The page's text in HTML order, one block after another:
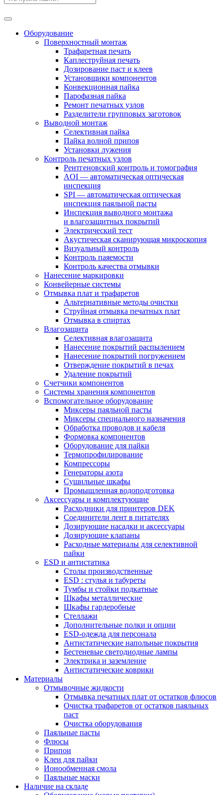
Оборудование
Поверхностный монтаж
Трафаретная печать
Каплеструйная печать
Дозирование паст и клеев
Установщики компонентов
Конвекционная пайка
Парофазная пайка
Ремонт печатных узлов
Разделители групповых заготовок
Выводной монтаж
Селективная пайка
Пайка волной припоя
Установки лужения
Контроль печатных узлов
Рентгеновский контроль и томография
AOI — автоматическая оптическая
инспекция
SPI — автоматическая оптическая
инспекция паяльной пасты
Инспекция выводного монтажа
и влагозащитных покрытий
Электрический тест
Акустическая сканирующая микроскопия
Визуальный контроль
Контроль паяемости
Контроль качества отмывки
Нанесение маркировки
Конвейерные системы
Отмывка плат и трафаретов
Альтернативные методы очистки
Струйная отмывка печатных плат
Отмывка в спиртах
Влагозащита
Селективная влагозащита
Нанесение покрытий распылением
Нанесение покрытий погружением
Отверждение покрытий в печах
Удаление покрытий
Счетчики компонентов
Системы хранения компонентов
Вспомогательное оборудование
Миксеры паяльной пасты
Миксеры специального назначения
Обработка проводов и кабеля
Формовка компонентов
Оборудование для пайки
Термопрофилирование
Компрессоры
Генераторы азота
Сушильные шкафы
Промышленная водоподготовка
Аксессуары и комплектующие
Расходники для принтеров DEK
Соединители лент в питателях
Дозирующие насадки и аксессуары
Дозирующие клапаны
Расходные материалы для селективной
пайки
ESD и антистатика
Столы производственные
ESD : cтулья и табуреты
Тумбы и стойки подкатные
Шкафы металлические
Шкафы гардеробные
Стеллажи
Дополнительные полки и опции
ESD-одежда для персонала
Антистатические напольные покрытия
Бестеневые светодиодные лампы
Электрика и заземление
Антистатические коврики
Материалы
Отмывочные жидкости
Отмывка печатных плат от остатков флюсов
Очистка трафаретов от остатков паяльных
паст
Очистка оборудования
Паяльные пасты
Флюсы
Припои
Клеи для пайки
Ионообменная смола
Паяльные маски
Наличие на складе